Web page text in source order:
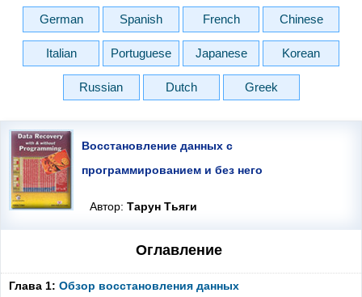
German Spanish French Chinese
Italian Portuguese Japanese Korean
Russian Dutch Greek
Восстановление данных с
программированием и без него
Автор: Тарун Тьяги
Оглавление
Глава 1: Обзор восстановления данных